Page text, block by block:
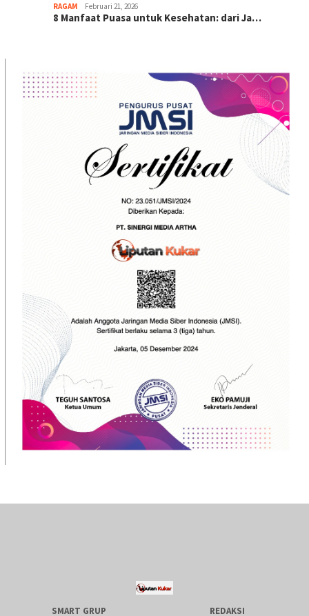
RAGAM Februari 21, 2026
8 Manfaat Puasa untuk Kesehatan: dari Ja…
SMART GRUP REDAKSI